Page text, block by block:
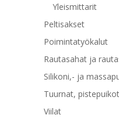
Yleismittarit
Peltisakset
Poimintatyökalut
Rautasahat ja
Silikoni,- ja
Tuurnat,
Viilat